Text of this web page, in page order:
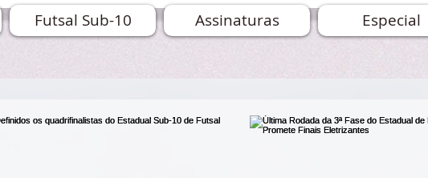
Futsal Sub-10 Assinaturas Especial